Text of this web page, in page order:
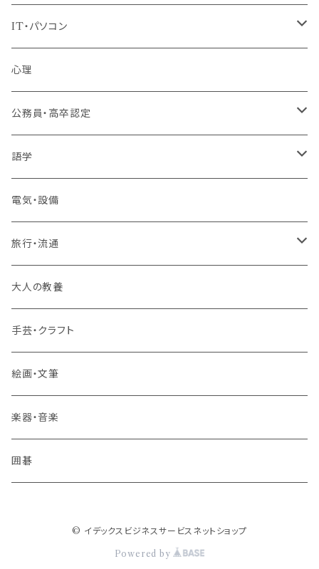
IT・パソコン
MOS（ﾏｲｸﾛｿﾌﾄｵﾌｨｽｽﾍﾟｼｬﾘｽﾄ）講座
プログラミング・Web制作入門講座
1コース受講
2コースまとめて受講
その他 IT・パソコン
心理
公務員・高卒認定
高卒認定講座
大卒公務員受験対策講座
語学
TOEIC®L&Rテスト対策講座
その他 語学
電気・設備
旅行・流通
旅行業務取扱管理者講座
その他 旅行・流通
大人の教養
手芸・クラフト
絵画・文筆
楽器・音楽
囲碁
© イデックスビジネスサービスネットショップ
Powered by